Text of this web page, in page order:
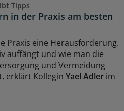
Tipps
in der Praxis am besten
Praxis eine Herausforderung.
auffängt und wie man die
und Vermeidung
erklärt Kollegin Yael Adler im